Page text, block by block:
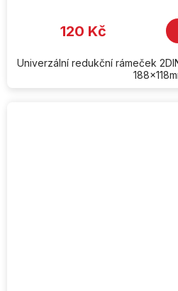
hvězdiček.
120 Kč
Univerzální redukční rámeček